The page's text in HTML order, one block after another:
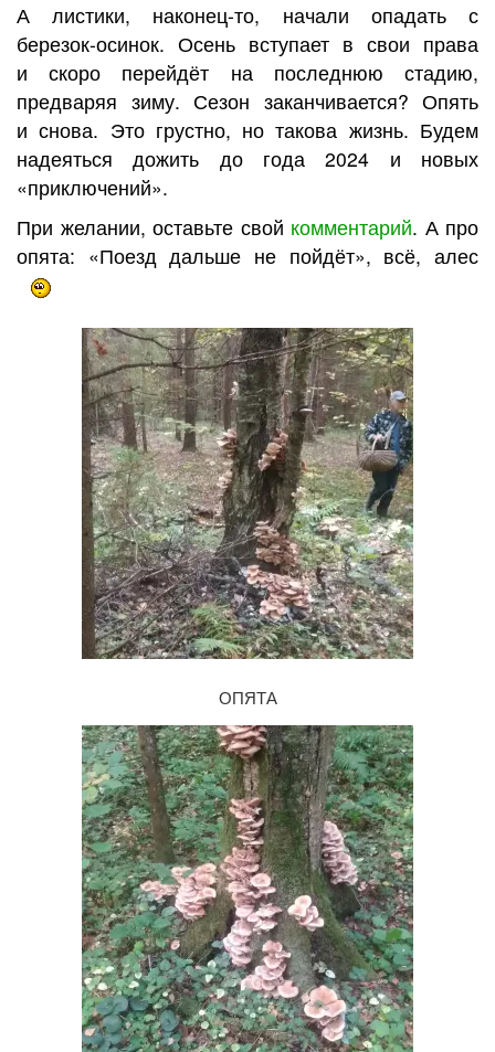
А листики, наконец-то, начали опадать с
березок-осинок. Осень вступает в свои права
и скоро перейдёт на последнюю стадию,
предваряя зиму. Сезон заканчивается? Опять
и снова. Это грустно, но такова жизнь. Будем
надеяться дожить до года 2024 и новых
«приключений».
При желании, оставьте свой комментарий. А про
опята: «Поезд дальше не пойдёт», всё, алес
ОПЯТА